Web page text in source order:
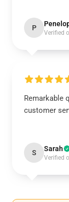
P
Verified
Remarkable
customer
S Sarah
Verified